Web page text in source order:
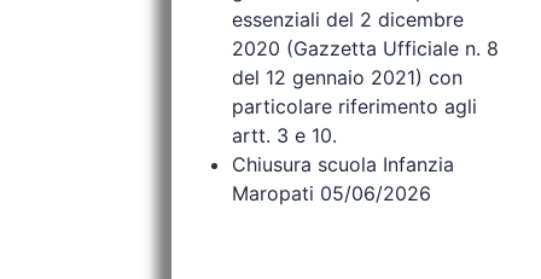
essenziali del 2 dicembre
2020 (Gazzetta Ufficiale n. 8
del 12 gennaio 2021) con
particolare riferimento agli
artt. 3 e 10.
Chiusura scuola Infanzia
Maropati 05/06/2026